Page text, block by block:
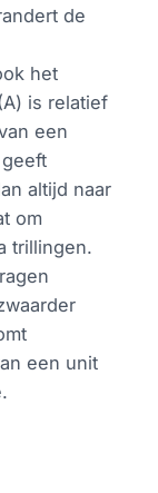
de
het
is relatief
een
altijd naar
om
trillingen.
een unit